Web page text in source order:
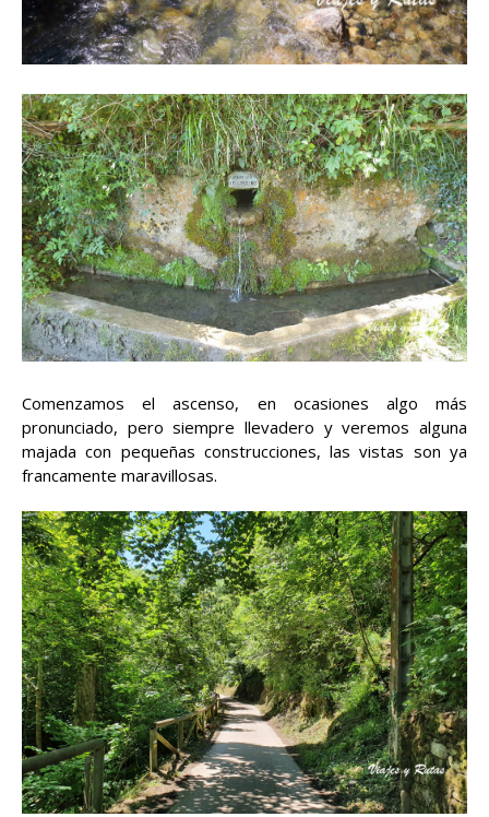
Comenzamos el ascenso, en ocasiones algo más
pronunciado, pero siempre llevadero y veremos alguna
majada con pequeñas construcciones, las vistas son ya
francamente maravillosas.